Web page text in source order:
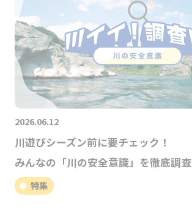
2026.06.12
川遊びシーズン前に要チェック！
みんなの「川の安全意識」を徹底調査
特集